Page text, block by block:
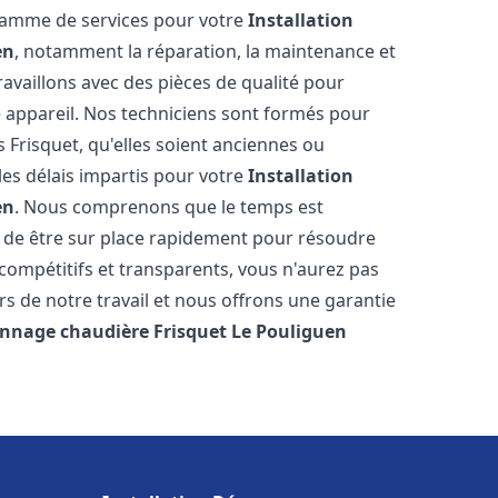
de services pour votreInstallation
, notamment la réparation, la maintenance et
avec des pièces de qualité pour
Nos techniciens sont formés pour
qu'elles soient anciennes ou
délais impartis pour votreInstallation
. Nous comprenons que le temps est
être sur place rapidement pour résoudre
et transparents, vous n'aurez pas
de notre travail et nous offrons une garantie
chaudière Frisquet Le Pouliguen